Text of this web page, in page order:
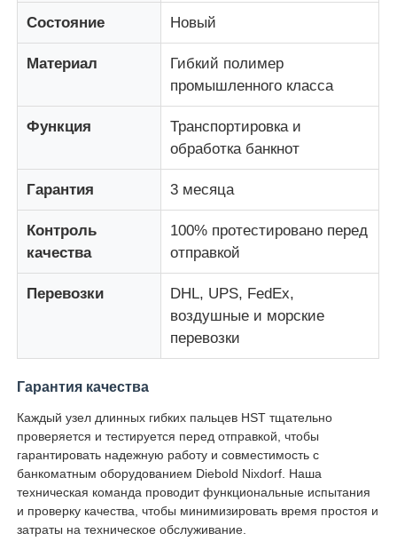
Части для банкомата Diebold
Запчасти для банкоматов NCR
Запчасти для банкоматов Wincor
Части для банкоматов Fujitsu
Части для банкоматов Hitachi
Состояние Новый
Материал
Гибкий полимер
промышленного класса
Функция
Транспортировка и
обработка банкнот
Гарантия 3 месяца
Контроль
качества
100% протестировано перед
отправкой
Перевозки
DHL, UPS, FedEx,
воздушные и морские
перевозки
Гарантия качества
Каждый узел длинных гибких пальцев HST тщательно
проверяется и тестируется перед отправкой, чтобы
гарантировать надежную работу и совместимость с
банкоматным оборудованием Diebold Nixdorf. Наша
техническая команда проводит функциональные испытания
и проверку качества, чтобы минимизировать время простоя и
затраты на техническое обслуживание.